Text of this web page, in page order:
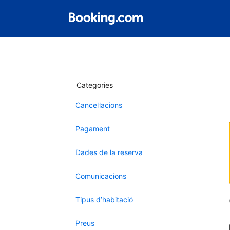
Categories
Cancel·lacions
Pagament
Dades de la reserva
Comunicacions
Tipus d’habitació
Preus